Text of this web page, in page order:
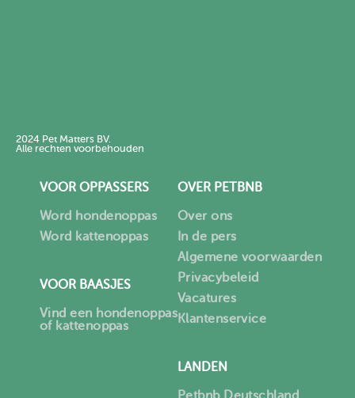
2024 Pet Matters BV.
Alle rechten voorbehouden
VOOR OPPASSERS
Word hondenoppas
Word kattenoppas
VOOR BAASJES
Vind een hondenoppas
of kattenoppas
OVER PETBNB
Over ons
In de pers
Algemene voorwaarden
Privacybeleid
Vacatures
Klantenservice
LANDEN